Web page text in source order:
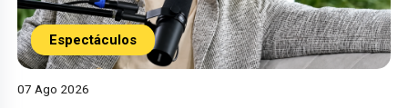
Espectáculos
07 Ago 2026